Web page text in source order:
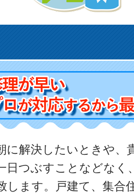
に解決したいときや、
日つぶすことなどなく
します。戸建て、集合